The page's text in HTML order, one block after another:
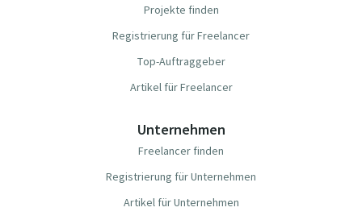
Projekte finden
Registrierung für Freelancer
Top-Auftraggeber
Artikel für Freelancer
Unternehmen
Freelancer finden
Registrierung für Unternehmen
Artikel für Unternehmen